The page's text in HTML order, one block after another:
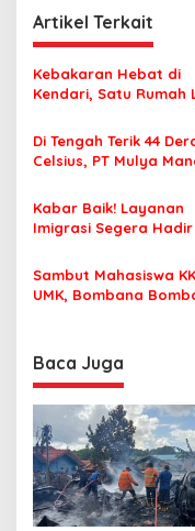
g
a
s
i
p
o
s
Artikel Terkait
Kebakaran Hebat di
Kendari, Satu Rumah
Di Tengah Terik 44
Celsius, PT Mulya
Jamaah Tetap Sehat
Nyaman Beribadah
Kabar Baik! Layanan
Imigrasi Segera
Perlu Lagi ke Kendari
Sambut Mahasiswa
UMK, Bombana
Baca Juga